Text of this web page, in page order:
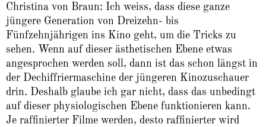
Christina von Braun: Ich weiss, dass diese ganze
jüngere Generation von Dreizehn- bis
Fünfzehnjährigen ins Kino geht, um die Tricks zu
sehen. Wenn auf dieser ästhetischen Ebene etwas
angesprochen werden soll, dann ist das schon längst in
der Dechiffriermaschine der jüngeren Kinozuschauer
drin. Deshalb glaube ich gar nicht, dass das unbedingt
auf dieser physiologischen Ebene funktionieren kann.
Je raffinierter Filme werden, desto raffinierter wird